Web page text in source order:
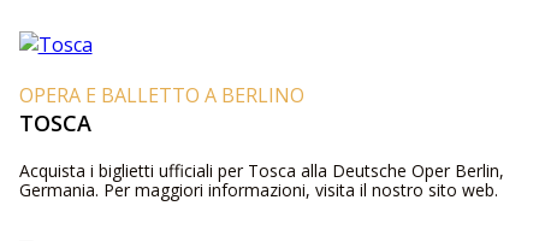
OPERA E BALLETTO A BERLINO
TOSCA
Acquista i biglietti ufficiali per Tosca alla Deutsche Oper Berlin,
Germania. Per maggiori informazioni, visita il nostro sito web.